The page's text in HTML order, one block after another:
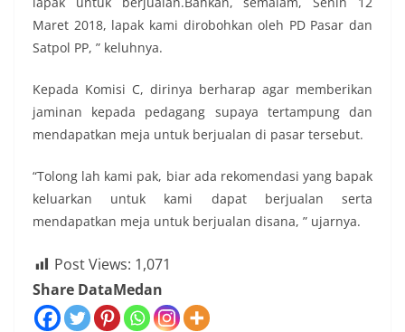
Maret 2018, lapak kami dirobohkan oleh PD Pasar dan
Satpol PP, ” keluhnya.
Kepada Komisi C, dirinya berharap agar memberikan
jaminan kepada pedagang supaya tertampung dan
mendapatkan meja untuk berjualan di pasar tersebut.
“Tolong lah kami pak, biar ada rekomendasi yang bapak
keluarkan untuk kami dapat berjualan serta
mendapatkan meja untuk berjualan disana, ” ujarnya.
Post Views: 1,071
Share DataMedan